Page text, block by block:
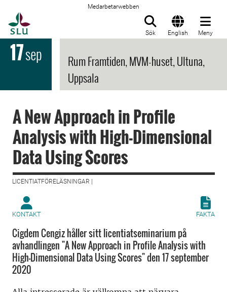
Medarbetarwebben
Sök English Meny
17sep
Rum Framtiden, MVM-huset, Ultuna,
Uppsala
A New Approach in Profile
Analysis with High-Dimensional
Data Using Scores
LICENTIATFÖRELÄSNINGAR |
KONTAKT FAKTA
Cigdem Cengiz håller sitt licentiatseminarium på
avhandlingen "A New Approach in Profile Analysis with
High-Dimensional Data Using Scores" den 17 september
2020